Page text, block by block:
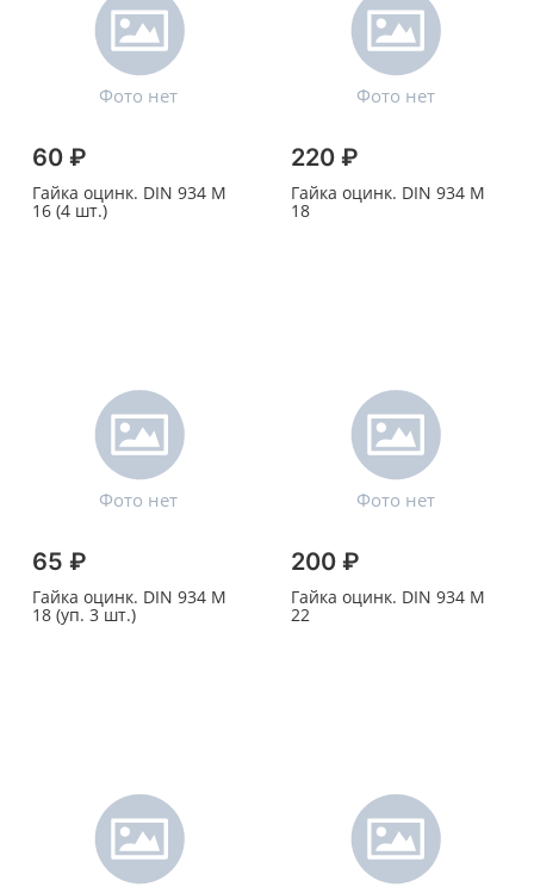
60 ₽
Гайка оцинк. DIN 934 M
16 (4 шт.)
220 ₽
Гайка оцинк. DIN 934 M
18
65 ₽
Гайка оцинк. DIN 934 M
18 (уп. 3 шт.)
200 ₽
Гайка оцинк. DIN 934 M
22